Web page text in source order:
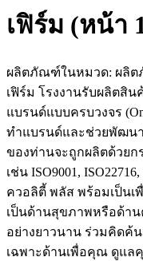
เฟิร์ม (หน้า
ผลิตภัณฑ์ในหมวด: ผลิต
เฟิร์ม โรงงานรับผลิตสิน
แบรนด์แบบครบวงจร
ทำแบรนด์และช่วยพัฒน
ของท่านจะถูกผลิตด้วย
เช่น ISO9001,
ควอลิตี้ พลัส พร้อมเป็น
เป็นด้านสุขภาพหรือด้า
อย่างยาวนาน ร่วมคิดค้
เฉพาะด้านเพื่อคุณ ดูแล